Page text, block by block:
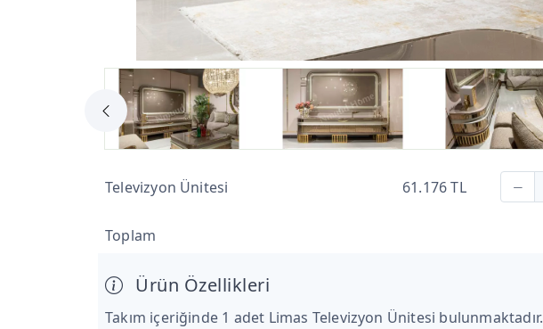
Televizyon Ünitesi 61.176 TL
Toplam
Ürün Özellikleri
Takım içeriğinde 1 adet Limas Televizyon Ünitesi bulunmaktadır.